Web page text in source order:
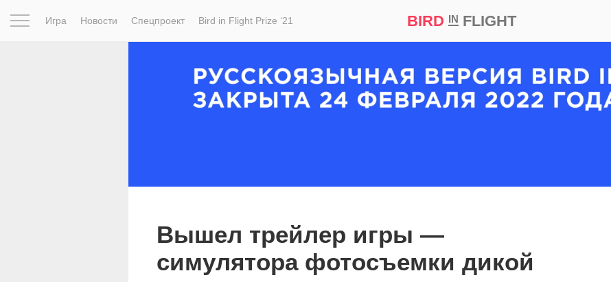
Игра Новости Спецпроект Bird in Flight Prize ‘21 BIRD INFLIGHT
Вышел трейлер игры —
симулятора фотосъемки дикой